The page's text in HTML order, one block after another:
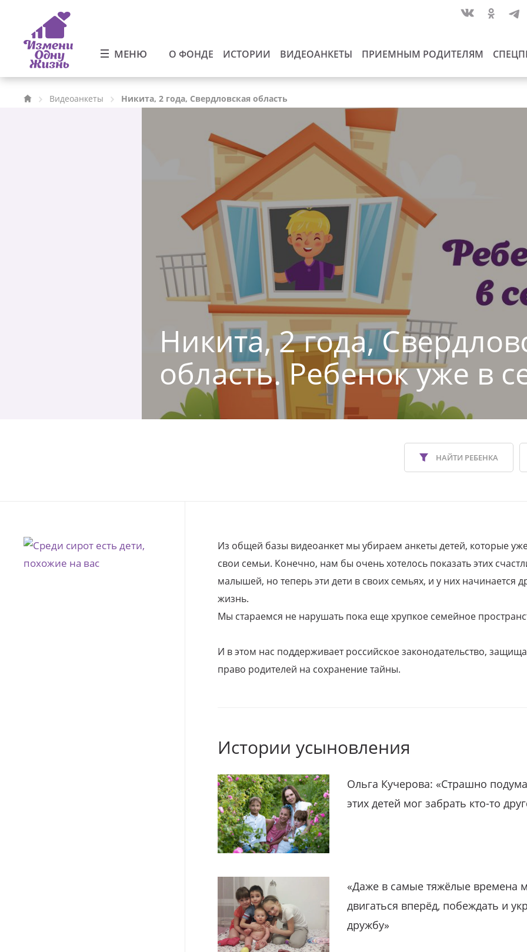
МЕНЮ О ФОНДЕ ИСТОРИИ ВИДЕОАНКЕТЫ ПРИЕМНЫМ РОДИТЕЛЯМ
Видеоанкеты Никита, 2 года, Свердловская область
Никита, 2 года,
область. Ребенок уже в
НАЙТИ РЕБЕНКА
Из общей базы видеоанкет мы убираем анкеты детей, которые
свои семьи. Конечно, нам бы очень хотелось показать этих
малышей, но теперь эти дети в своих семьях, и у них начинается
жизнь.
Мы стараемся не нарушать пока еще хрупкое семейное
И в этом нас поддерживает российское законодательство,
право родителей на сохранение тайны.
Истории усыновления
Ольга Кучерова: «Страшно
этих детей мог забрать кто-то
«Даже в самые тяжёлые времена
двигаться вперёд, побеждать и
дружбу»